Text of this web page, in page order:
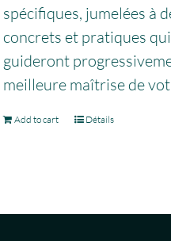
spécifiques, jumelées à
concrets et pratiques
guideront
meilleure maîtrise de
Add to cart Détails